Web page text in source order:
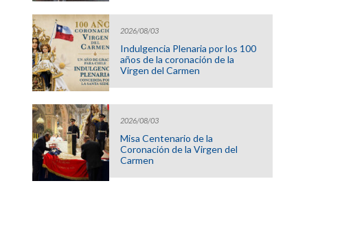
2026/08/03
Indulgencia Plenaria por los 100
años de la coronación de la
Virgen del Carmen
2026/08/03
Misa Centenario de la
Coronación de la Virgen del
Carmen